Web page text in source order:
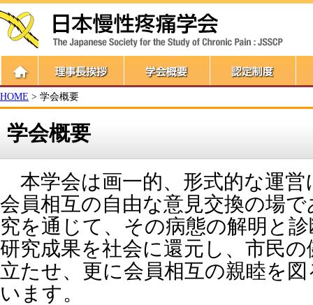
HOME > 学会概要
学会概要
本学会は画一的、形式的な運営
会員相互の自由な意見交換の場
究を通じて、その病態の解明と
研究成果を社会に還元し、市民
立たせ、更に会員相互の親睦を
います。